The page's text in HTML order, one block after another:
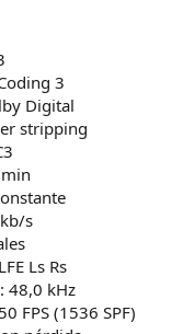
3
Digital
stripping
s
Ls Rs
48,0 kHz
FPS (1536 SPF)